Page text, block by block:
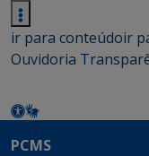
ir para conteúdoir
Ouvidoria
PCMS